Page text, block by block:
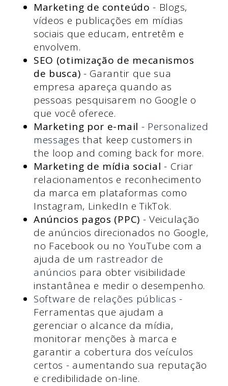
Marketing de conteúdo - Blogs,
vídeos e publicações em mídias
sociais que educam, entretêm e
envolvem.
SEO (otimização de mecanismos
de busca) - Garantir que sua
empresa apareça quando as
pessoas pesquisarem no Google o
que você oferece.
Marketing por e-mail - Personalized
messages that keep customers in
the loop and coming back for more.
Marketing de mídia social - Criar
relacionamentos e reconhecimento
da marca em plataformas como
Instagram, LinkedIn e TikTok.
Anúncios pagos (PPC) - Veiculação
de anúncios direcionados no Google,
no Facebook ou no YouTube com a
ajuda de um rastreador de
anúncios para obter visibilidade
instantânea e medir o desempenho.
Software de relações públicas -
Ferramentas que ajudam a
gerenciar o alcance da mídia,
monitorar menções à marca e
garantir a cobertura dos veículos
certos - aumentando sua reputação
e credibilidade on-line.